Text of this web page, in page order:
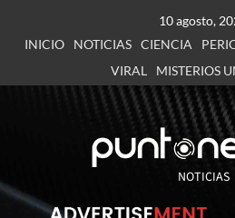
10 agosto,
INICIO
NOTICIAS CIENCIA
VIRAL
MISTERIOS
NOTICIAS